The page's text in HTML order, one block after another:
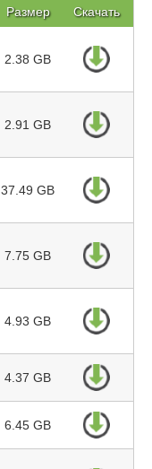
Размер Скачать
2.38 GB
2.91 GB
37.49 GB
7.75 GB
4.93 GB
4.37 GB
6.45 GB